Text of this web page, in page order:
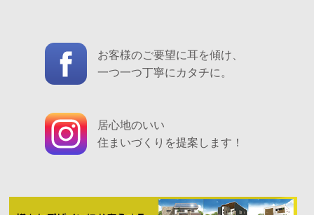
お客様のご要望に耳を傾け、
一つ一つ丁寧にカタチに。
居心地のいい
住まいづくりを提案します！